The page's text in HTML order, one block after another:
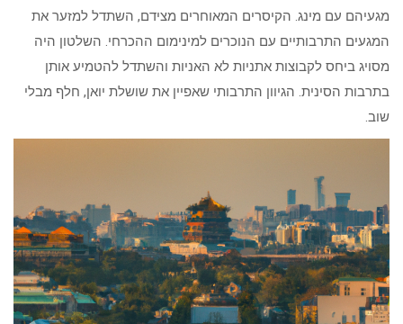
מגעיהם עם מינג. הקיסרים המאוחרים מצידם, השתדל למזער את
המגעים התרבותיים עם הנוכרים למינימום ההכרחי. השלטון היה
מסויג ביחס לקבוצות אתניות לא האניות והשתדל להטמיע אותן
בתרבות הסינית. הגיוון התרבותי שאפיין את שושלת יואן, חלף מבלי
שוב.